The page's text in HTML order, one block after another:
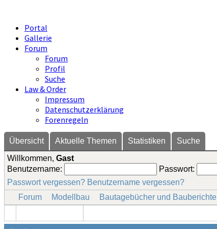
Portal
Gallerie
Forum
Forum
Profil
Suche
Law & Order
Impressum
Datenschutzerklärung
Forenregeln
Übersicht Aktuelle Themen Statistiken
Suche
Willkommen, Gast
Benutzername:
Passwort:
Passwort vergessen? Benutzername vergessen?
Forum
Modellbau Bautagebücher und Bauberichte